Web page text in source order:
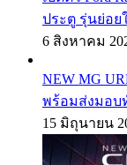
ประตู รุ่นย่อย
6 สิงหาคม
NEW MG
พร้อมส่งมอบ
15 มิถุนายน